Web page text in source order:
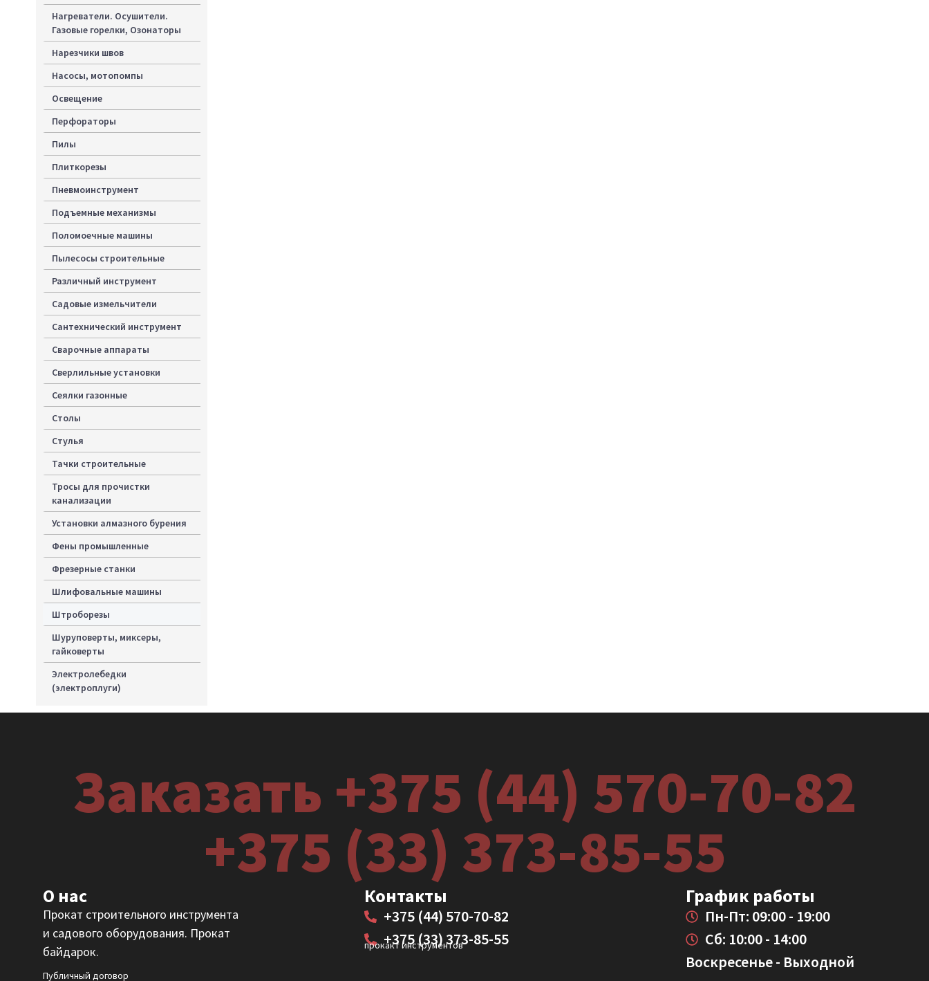
Нагреватели. Осушители.
Газовые горелки, Озонаторы
Нарезчики швов
Насосы, мотопомпы
Освещение
Перфораторы
Пилы
Плиткорезы
Пневмоинструмент
Подъемные механизмы
Поломоечные машины
Пылесосы строительные
Различный инструмент
Садовые измельчители
Сантехнический инструмент
Сварочные аппараты
Сверлильные установки
Сеялки газонные
Столы
Стулья
Тачки строительные
Тросы для прочистки
канализации
Установки алмазного бурения
Фены промышленные
Фрезерные станки
Шлифовальные машины
Штроборезы
Шуруповерты, миксеры,
гайковерты
Электролебедки
(электроплуги)
Заказать +375 (44) 570-70-82
+375 (33) 373-85-55
О нас
Прокат строительного инструмента
и садового оборудования. Прокат
байдарок.
Публичный договор
Контакты
+375 (44) 570-70-82
+375 (33) 373-85-55
прокакт инструментов
График работы
Пн-Пт: 09:00 - 19:00
Сб: 10:00 - 14:00
Воскресенье - Выходной